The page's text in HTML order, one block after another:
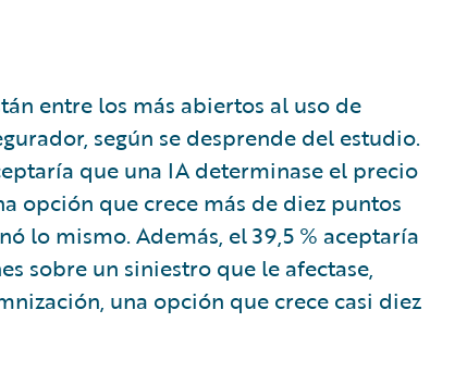
entre los más abiertos al uso de
según se desprende del estudio.
que una IA determinase el precio
opción que crece más de diez puntos
lo mismo. Además, el 39,5 % aceptaría
sobre un siniestro que le afectase,
una opción que crece casi diez